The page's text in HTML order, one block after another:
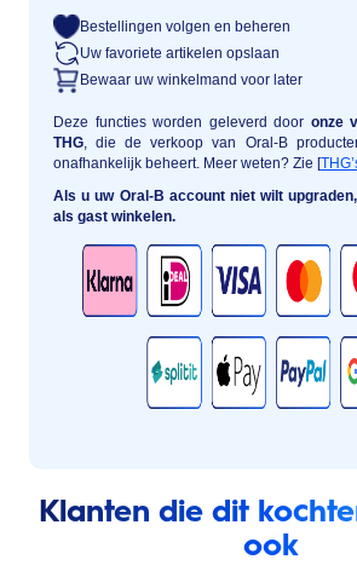
Bestellingen volgen en beheren
Uw favoriete artikelen opslaan
Bewaar uw winkelmand voor later
Deze functies worden geleverd door onze
THG, die de verkoop van Oral-B
onafhankelijk beheert. Meer weten? Zie [
Als u uw Oral-B account niet wilt
als gast winkelen.
Klanten die dit
ook